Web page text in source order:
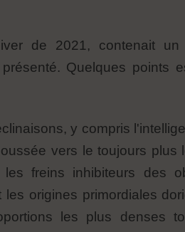
de 2021, contenait un
Quelques points
y compris
vers le toujours plus
freins inhibiteurs des
origines primordiales
les plus denses